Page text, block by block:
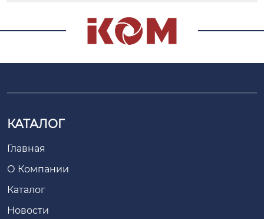
КАТАЛОГ
Главная
О Компании
Каталог
Новости